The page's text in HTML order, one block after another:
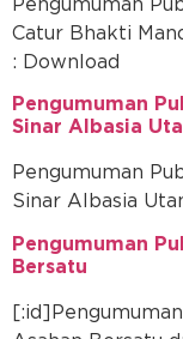
Pengumuman
Catur Bhakti
: Download
Pengumuman
Sinar Albasia
Pengumuman
Sinar Albasia
Pengumuman
Bersatu